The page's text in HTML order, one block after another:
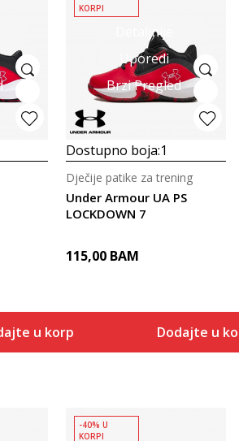
u korpu
Detaljnije
Uporedi
Brzi Pregled
KORPI
Dostupno boja:1
Under Armour UA PS
LOCKDOWN 7
Dječije patike za trening
115,00 BAM
Dodajte u
-40% U
KORPI